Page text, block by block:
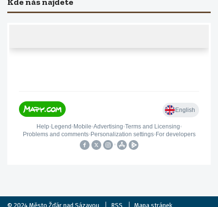
© 2024 Město Žďár nad Sázavou RSS Mapa stránek